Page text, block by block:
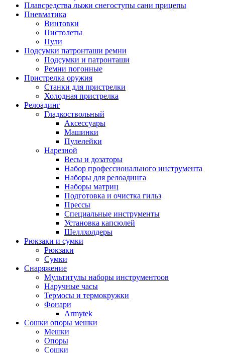
Плавсредства лыжи снегоступы сани прицепы
Пневматика
Винтовки
Пистолеты
Пули
Подсумки патронташи ремни
Подсумки и патронташи
Ремни погонные
Пристрелка оружия
Станки для пристрелки
Холодная пристрелка
Релоадинг
Гладкоствольный
Аксессуары
Машинки
Пулелейки
Нарезной
Весы и дозаторы
Набор профессионального инструмента
Наборы для релоадинга
Наборы матриц
Подготовка и очистка гильз
Прессы
Специальные инструменты
Установка капсюлей
Шеллхолдеры
Рюкзаки и сумки
Рюкзаки
Сумки
Снаряжение
Мультитулы наборы инструментоов
Наручные часы
Термосы и термокружки
Фонари
Armytek
Сошки опоры мешки
Мешки
Опоры
Сошки